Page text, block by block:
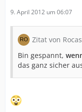
9. April 2012 um 06:07
Zitat von Rocas
Bin gespannt,
das ganz sicher